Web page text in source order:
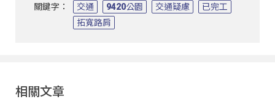
關鍵字： 交通 9420公園 交通疑慮
已完工
拓寬路肩
相關文章